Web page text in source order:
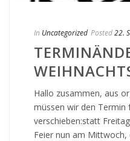
In Uncategorized Posted22.
Hallo zusammen, aus
müssen wir den Termin
verschieben:statt
Feier nun am Mittwoch,